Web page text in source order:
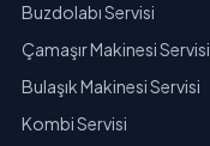
Buzdolabı Servisi
Çamaşır Makinesi Servisi
Bulaşık Makinesi Servisi
Kombi Servisi